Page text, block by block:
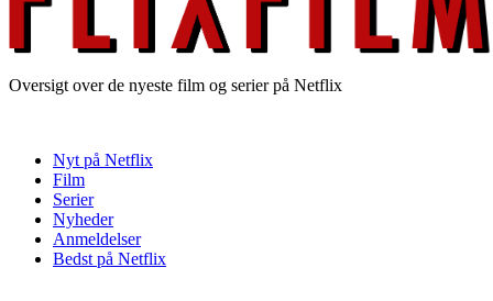
Oversigt over de nyeste film og serier på Netflix
Nyt på Netflix
Film
Serier
Nyheder
Anmeldelser
Bedst på Netflix